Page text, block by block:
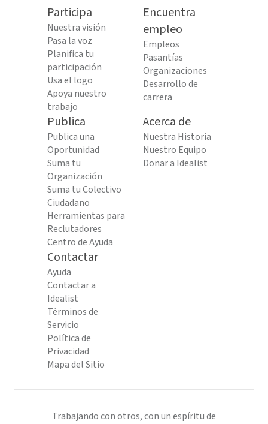
Participa
Nuestra visión
Pasa la voz
Planifica tu
participación
Usa el logo
Apoya nuestro
trabajo
Encuentra
empleo
Empleos
Pasantías
Organizaciones
Desarrollo de
carrera
Publica
Publica una
Oportunidad
Suma tu
Organización
Suma tu Colectivo
Ciudadano
Herramientas para
Reclutadores
Centro de Ayuda
Acerca de
Nuestra Historia
Nuestro Equipo
Donar a Idealist
Contactar
Ayuda
Contactar a
Idealist
Términos de
Servicio
Política de
Privacidad
Mapa del Sitio
Trabajando con otros, con un espíritu de